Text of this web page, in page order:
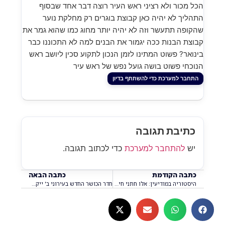
ולא רציני ראש העיר רוצה דבר אחד שבסוף
לא יהיה כאן קבוצת בוגרים רק מחלקת נוער
תתעשר וזה לא יהיה יותר מחוג כמו שהוא גמר את
ככה יגמור את הבנים למה לא התכוננו כבר
פשוט המתינו לזמן הנכון לתקוע סכין ליושב ראש
פשוט בושה גועל נפש של ראש עיר
למערכת כדי להשתתף בדיון
תגובה
למערכתכדי לכתוב תגובה.
הקודמת
היסטוריה במודיעין: אלו חתני חידון התנ"ך העירוני שריגשו את כולם! חדר הכושר החדש בעירוני ב' ייקרא על שמו של שגב שושן ז"ל, שנרצח בנובה